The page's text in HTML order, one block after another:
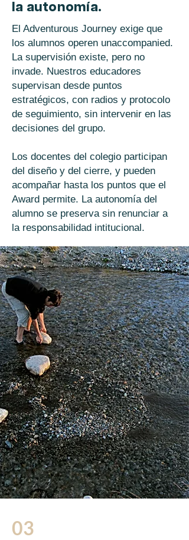
la autonomía.
El Adventurous Journey exige que
los alumnos operen unaccompanied.
La supervisión existe, pero no
invade. Nuestros educadores
supervisan desde puntos
estratégicos, con radios y protocolo
de seguimiento, sin intervenir en las
decisiones del grupo.
Los docentes del colegio participan
del diseño y del cierre, y pueden
acompañar hasta los puntos que el
Award permite. La autonomía del
alumno se preserva sin renunciar a
la responsabilidad intitucional.
03